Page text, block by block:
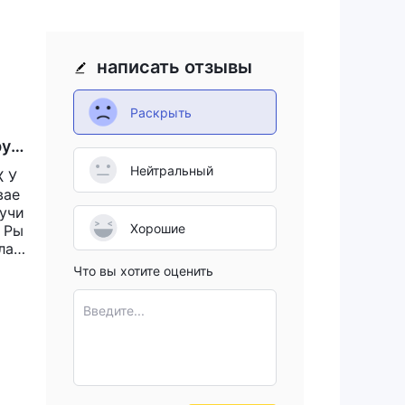
У
Ры
написать отзывы
Раскрыть
Нейтральный
Хорошие
Что вы хотите оценить
Введите...